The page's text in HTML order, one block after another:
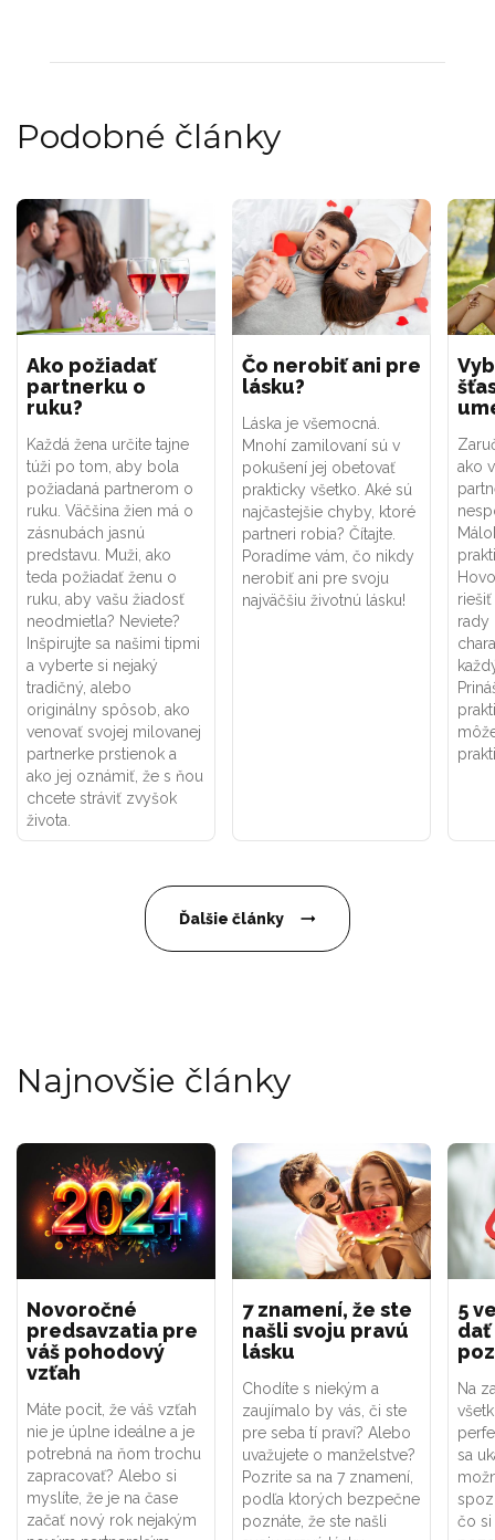
Podobné články
Ako požiadať
partnerku o
ruku?
Každá žena určite tajne
túži po tom, aby bola
požiadaná partnerom o
ruku. Väčšina žien má o
zásnubách jasnú
predstavu. Muži, ako
teda požiadať ženu o
ruku, aby vašu žiadosť
neodmietla? Neviete?
Inšpirujte sa našimi tipmi
a vyberte si nejaký
tradičný, alebo
originálny spôsob, ako
venovať svojej milovanej
partnerke prstienok a
ako jej oznámiť, že s ňou
chcete stráviť zvyšok
života.
Čo nerobiť ani pre
lásku?
Láska je všemocná.
Mnohí zamilovaní sú v
pokušení jej obetovať
prakticky všetko. Aké sú
najčastejšie chyby, ktoré
partneri robia? Čítajte.
Poradíme vám, čo nikdy
nerobiť ani pre svoju
najväčšiu životnú lásku!
ako
rady
Ďalšie články
Najnovšie články
Novoročné
predsavzatia pre
váš pohodový
vzťah
Máte pocit, že váš vzťah
nie je úplne ideálne a je
potrebná na ňom trochu
zapracovať? Alebo si
myslíte, že je na čase
začať nový rok nejakým
7 znamení, že ste
našli svoju pravú
lásku
Chodíte s niekým a
zaujímalo by vás, či ste
pre seba tí praví? Alebo
uvažujete o manželstve?
Pozrite sa na 7 znamení,
podľa ktorých bezpečne
poznáte, že ste našli
5
dať
Na
sa
čo si